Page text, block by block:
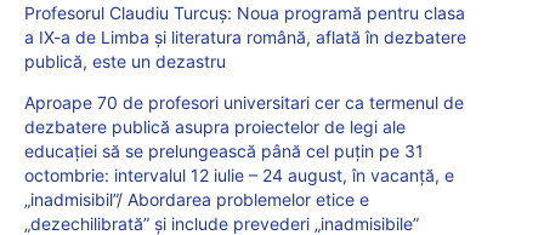
Profesorul Claudiu Turcuș: Noua programă pentru clasa
a IX-a de Limba şi literatura română, aflată în dezbatere
publică, este un dezastru
Aproape 70 de profesori universitari cer ca termenul de
dezbatere publică asupra proiectelor de legi ale
educației să se prelungească până cel puțin pe 31
octombrie: intervalul 12 iulie – 24 august, în vacanță, e
„inadmisibil”/ Abordarea problemelor etice e
„dezechilibrată” și include prevederi „inadmisibile”